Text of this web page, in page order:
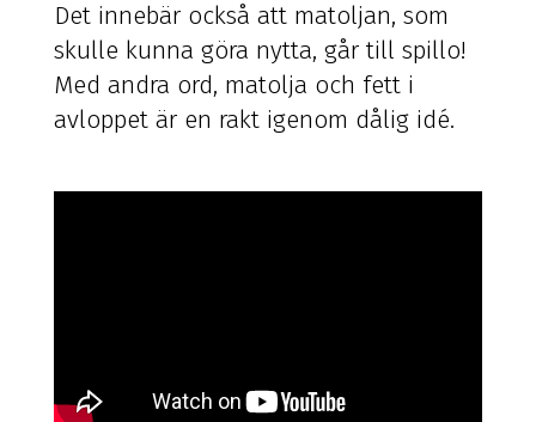
Det innebär också att matoljan, som
skulle kunna göra nytta, går till spillo!
Med andra ord, matolja och fett i
avloppet är en rakt igenom dålig idé.